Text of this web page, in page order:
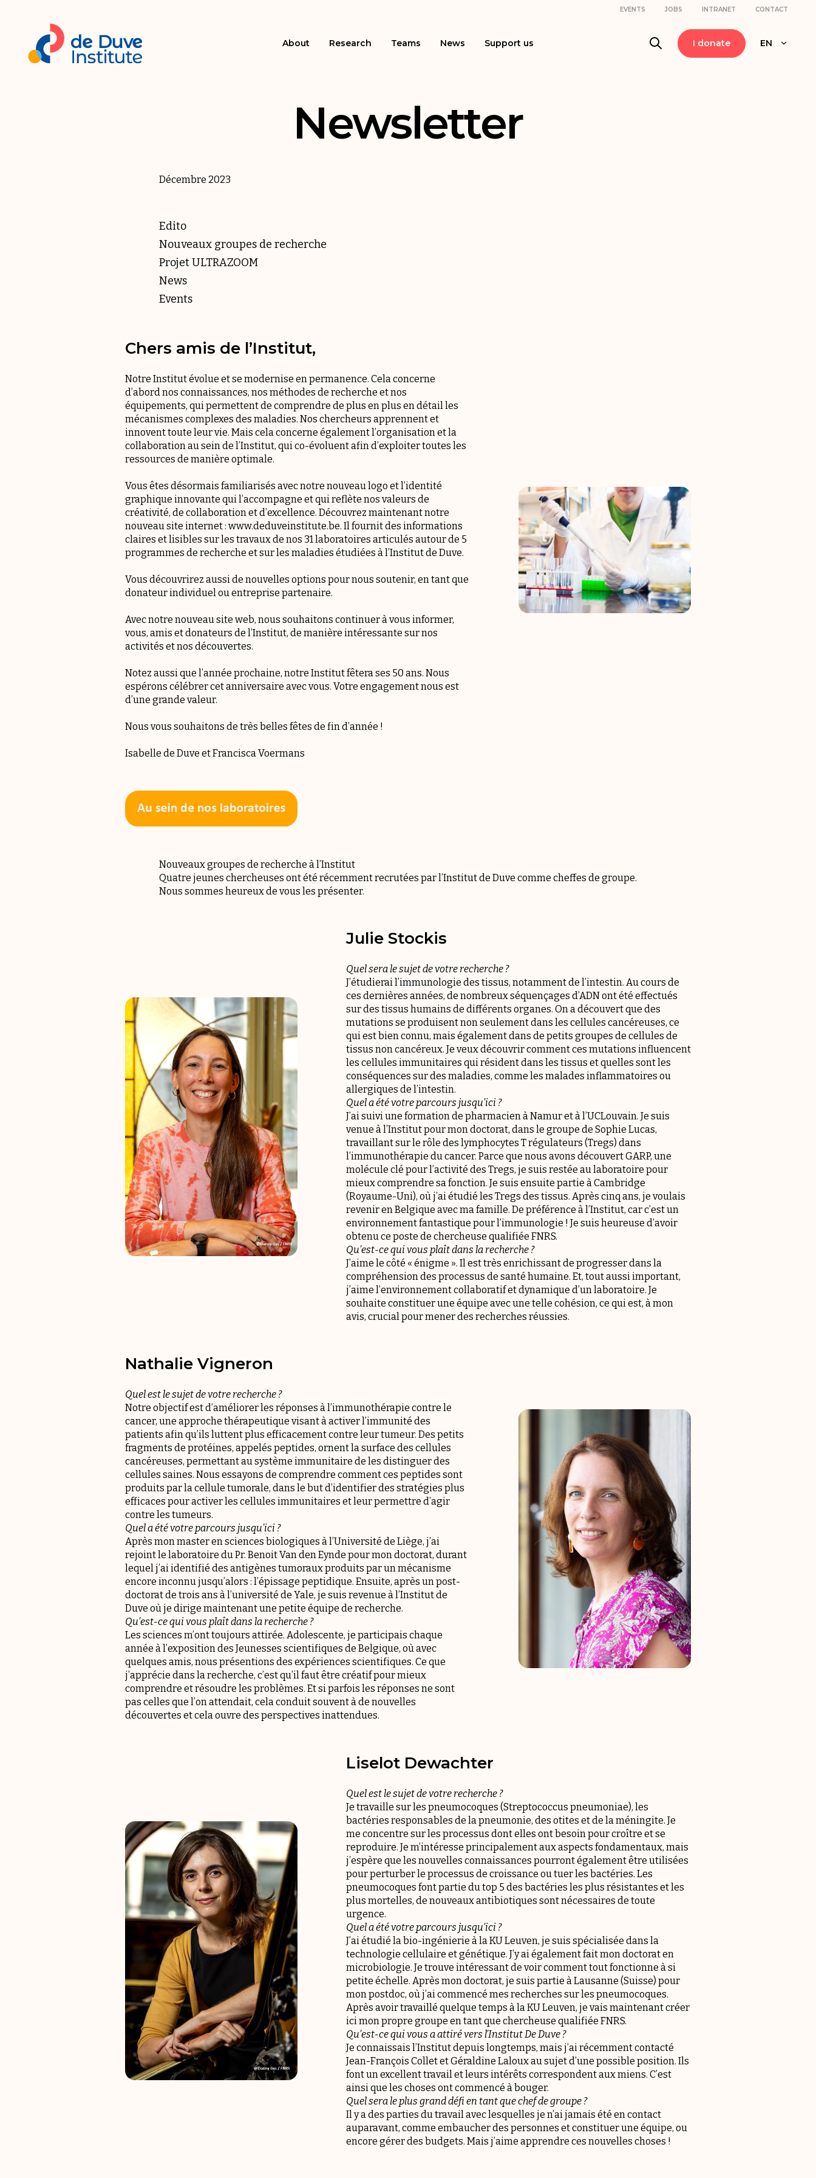
EVENTS JOBS INTRANET CONTACT
About Research Teams News Support us I donate EN
Newsletter
Décembre 2023
Edito
Nouveaux groupes de recherche
Projet ULTRAZOOM
News
Events
Chers amis de l’Institut,
Notre Institut évolue et se modernise en permanence. Cela concerne
d’abord nos connaissances, nos méthodes de recherche et nos
équipements, qui permettent de comprendre de plus en plus en détail les
mécanismes complexes des maladies. Nos chercheurs apprennent et
innovent toute leur vie. Mais cela concerne également l’organisation et la
collaboration au sein de l’Institut, qui co-évoluent afin d’exploiter toutes les
ressources de manière optimale.
Vous êtes désormais familiarisés avec notre nouveau logo et l’identité
graphique innovante qui l’accompagne et qui reflète nos valeurs de
créativité, de collaboration et d’excellence. Découvrez maintenant notre
nouveau site internet : www.deduveinstitute.be. Il fournit des informations
claires et lisibles sur les travaux de nos 31 laboratoires articulés autour de 5
programmes de recherche et sur les maladies étudiées à l’Institut de Duve.
Vous découvrirez aussi de nouvelles options pour nous soutenir, en tant que
donateur individuel ou entreprise partenaire.
Avec notre nouveau site web, nous souhaitons continuer à vous informer,
vous, amis et donateurs de l’Institut, de manière intéressante sur nos
activités et nos découvertes.
Notez aussi que l’année prochaine, notre Institut fêtera ses 50 ans. Nous
espérons célébrer cet anniversaire avec vous. Votre engagement nous est
d’une grande valeur.
Nous vous souhaitons de très belles fêtes de fin d’année !
Isabelle de Duve et Francisca Voermans
Nouveaux groupes de recherche à l’Institut
Quatre jeunes chercheuses ont été récemment recrutées par l’Institut de Duve comme cheffes de groupe.
Nous sommes heureux de vous les présenter.
Julie Stockis
Quel sera le sujet de votre recherche ?
J’étudierai l’immunologie des tissus, notamment de l’intestin. Au cours de
ces dernières années, de nombreux séquençages d’ADN ont été effectués
sur des tissus humains de différents organes. On a découvert que des
mutations se produisent non seulement dans les cellules cancéreuses, ce
qui est bien connu, mais également dans de petits groupes de cellules de
tissus non cancéreux. Je veux découvrir comment ces mutations influencent
les cellules immunitaires qui résident dans les tissus et quelles sont les
conséquences sur des maladies, comme les malades inflammatoires ou
allergiques de l’intestin.
Quel a été votre parcours jusqu’ici ?
J’ai suivi une formation de pharmacien à Namur et à l’UCLouvain. Je suis
venue à l’Institut pour mon doctorat, dans le groupe de Sophie Lucas,
travaillant sur le rôle des lymphocytes T régulateurs (Tregs) dans
l’immunothérapie du cancer. Parce que nous avons découvert GARP, une
molécule clé pour l’activité des Tregs, je suis restée au laboratoire pour
mieux comprendre sa fonction. Je suis ensuite partie à Cambridge
(Royaume-Uni), où j’ai étudié les Tregs des tissus. Après cinq ans, je voulais
revenir en Belgique avec ma famille. De préférence à l’Institut, car c’est un
environnement fantastique pour l’immunologie ! Je suis heureuse d’avoir
obtenu ce poste de chercheuse qualifiée FNRS.
Qu’est-ce qui vous plaît dans la recherche ?
J’aime le côté « énigme ». Il est très enrichissant de progresser dans la
compréhension des processus de santé humaine. Et, tout aussi important,
j’aime l’environnement collaboratif et dynamique d’un laboratoire. Je
souhaite constituer une équipe avec une telle cohésion, ce qui est, à mon
avis, crucial pour mener des recherches réussies.
Nathalie Vigneron
Quel est le sujet de votre recherche ?
Notre objectif est d’améliorer les réponses à l’immunothérapie contre le
cancer, une approche thérapeutique visant à activer l’immunité des
patients afin qu’ils luttent plus efficacement contre leur tumeur. Des petits
fragments de protéines, appelés peptides, ornent la surface des cellules
cancéreuses, permettant au système immunitaire de les distinguer des
cellules saines. Nous essayons de comprendre comment ces peptides sont
produits par la cellule tumorale, dans le but d’identifier des stratégies plus
efficaces pour activer les cellules immunitaires et leur permettre d’agir
contre les tumeurs.
Quel a été votre parcours jusqu’ici ?
Après mon master en sciences biologiques à l’Université de Liège, j’ai
rejoint le laboratoire du Pr. Benoit Van den Eynde pour mon doctorat, durant
lequel j’ai identifié des antigènes tumoraux produits par un mécanisme
encore inconnu jusqu’alors : l’épissage peptidique. Ensuite, après un post-
doctorat de trois ans à l’université de Yale, je suis revenue à l’Institut de
Duve où je dirige maintenant une petite équipe de recherche.
Qu’est-ce qui vous plaît dans la recherche ?
Les sciences m’ont toujours attirée. Adolescente, je participais chaque
année à l’exposition des Jeunesses scientifiques de Belgique, où avec
quelques amis, nous présentions des expériences scientifiques. Ce que
j’apprécie dans la recherche, c’est qu’il faut être créatif pour mieux
comprendre et résoudre les problèmes. Et si parfois les réponses ne sont
pas celles que l’on attendait, cela conduit souvent à de nouvelles
découvertes et cela ouvre des perspectives inattendues.
Liselot Dewachter
Quel est le sujet de votre recherche ?
Je travaille sur les pneumocoques (Streptococcus pneumoniae), les
bactéries responsables de la pneumonie, des otites et de la méningite. Je
me concentre sur les processus dont elles ont besoin pour croître et se
reproduire. Je m’intéresse principalement aux aspects fondamentaux, mais
j’espère que les nouvelles connaissances pourront également être utilisées
pour perturber le processus de croissance ou tuer les bactéries. Les
pneumocoques font partie du top 5 des bactéries les plus résistantes et les
plus mortelles, de nouveaux antibiotiques sont nécessaires de toute
urgence.
Quel a été votre parcours jusqu’ici ?
J’ai étudié la bio-ingénierie à la KU Leuven, je suis spécialisée dans la
technologie cellulaire et génétique. J’y ai également fait mon doctorat en
microbiologie. Je trouve intéressant de voir comment tout fonctionne à si
petite échelle. Après mon doctorat, je suis partie à Lausanne (Suisse) pour
mon postdoc, où j’ai commencé mes recherches sur les pneumocoques.
Après avoir travaillé quelque temps à la KU Leuven, je vais maintenant créer
ici mon propre groupe en tant que chercheuse qualifiée FNRS.
Qu’est-ce qui vous a attiré vers l’Institut De Duve ?
Je connaissais l’Institut depuis longtemps, mais j’ai récemment contacté
Jean-François Collet et Géraldine Laloux au sujet d’une possible position. Ils
font un excellent travail et leurs intérêts correspondent aux miens. C’est
ainsi que les choses ont commencé à bouger.
Quel sera le plus grand défi en tant que chef de groupe ?
Il y a des parties du travail avec lesquelles je n’ai jamais été en contact
auparavant, comme embaucher des personnes et constituer une équipe, ou
encore gérer des budgets. Mais j’aime apprendre ces nouvelles choses !